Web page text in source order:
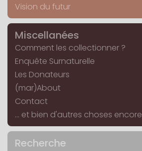
Vision du futur
Miscellanées
Comment les collectionner ?
Enquête Surnaturelle
Les Donateurs
(mar)About
Contact
... et bien d'autres choses encore
Recherche